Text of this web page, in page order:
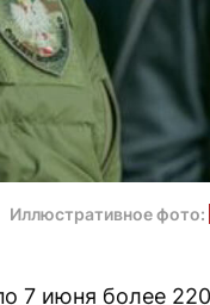
Иллюстративное фото:
7 июня более